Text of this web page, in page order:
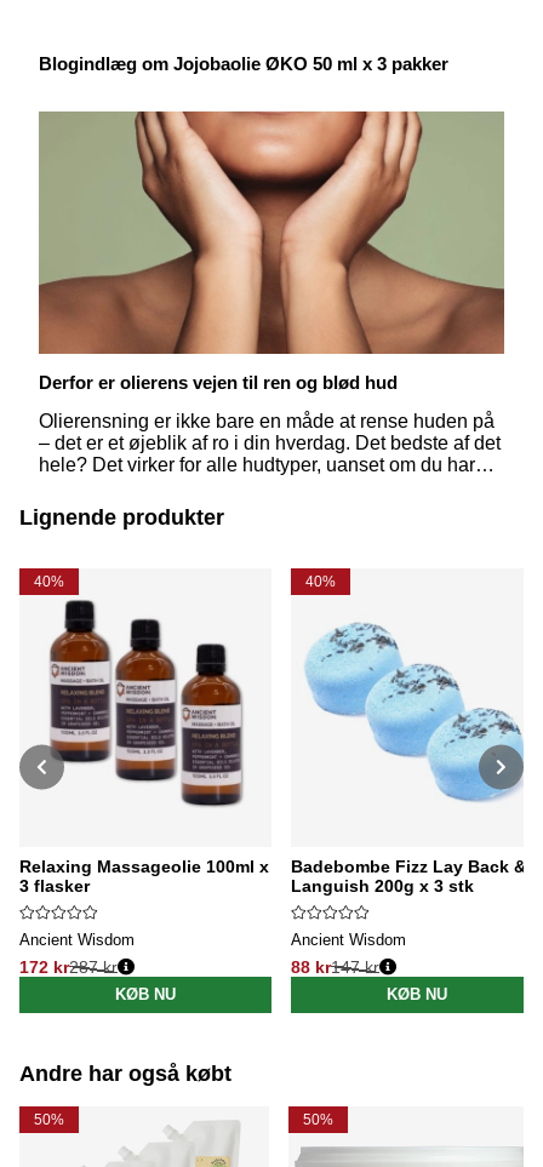
Blogindlæg om Jojobaolie ØKO 50 ml x 3 pakker
Derfor er olierens vejen til ren og blød hud
Olierensning er ikke bare en måde at rense huden på
– det er et øjeblik af ro i din hverdag. Det bedste af det
hele? Det virker for alle hudtyper, uanset om du har
nænsomt opløse dagens snavs, makeup og
urenheder, mens du plejer din hud på en kærlig måde.
Lignende produkter
40%
Relaxing Massageolie 100ml x
3 flasker
Ancient Wisdom
172 kr
Normalpris:
287 kr
KØB NU
40%
Badebombe Fizz Lay Back &
Languish 200g x 3 stk
Ancient Wisdom
88 kr
Normalpris:
147 kr
KØB NU
Andre har også købt
50% 50%